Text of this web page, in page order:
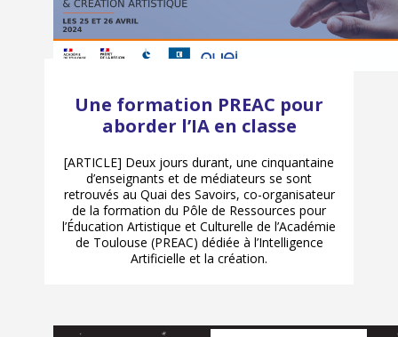
Une formation PREAC pour
aborder l’IA en classe
[ARTICLE] Deux jours durant, une cinquantaine
d’enseignants et de médiateurs se sont
retrouvés au Quai des Savoirs, co-organisateur
de la formation du Pôle de Ressources pour
l’Éducation Artistique et Culturelle de l’Académie
de Toulouse (PREAC) dédiée à l’Intelligence
Artificielle et la création.